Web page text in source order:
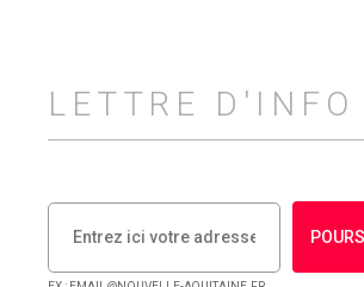
LETTRE D'INFO